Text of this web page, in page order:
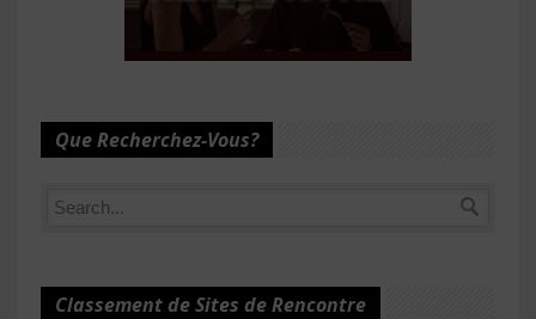
Que Recherchez-Vous?
Classement de Sites de Rencontre